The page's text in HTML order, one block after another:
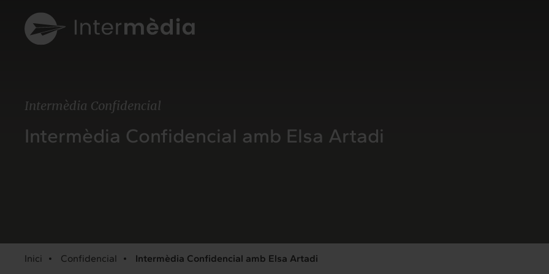
Intermèdia Confidencial
Intermèdia Confidencial amb Elsa Artadi
Inici Confidencial Intermèdia Confidencial amb Elsa Artadi